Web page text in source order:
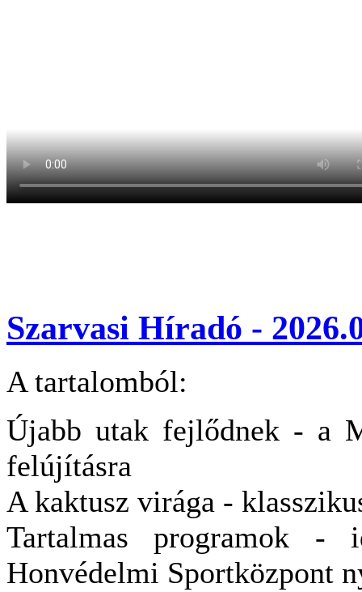
Szarvasi Híradó -
A tartalomból:
Újabb utak fejlődnek - a
felújításra
A kaktusz virága -
Tartalmas programok -
Honvédelmi Sportközpont